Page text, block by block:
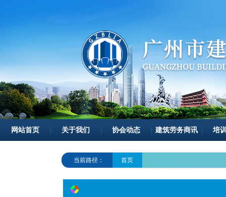
网站首页 关于我们 协会动态 建筑劳务商讯 培
当前路径： 首页